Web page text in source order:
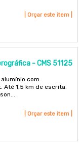
| Orçar este item |
- CMS 51125
com
Até 1,5 km de escrita.
| Orçar este item |